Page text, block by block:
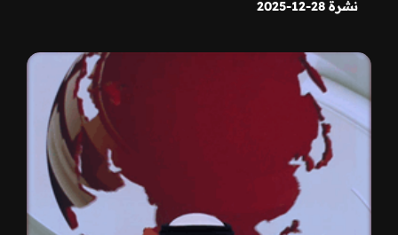
نشرة 28-12-2025